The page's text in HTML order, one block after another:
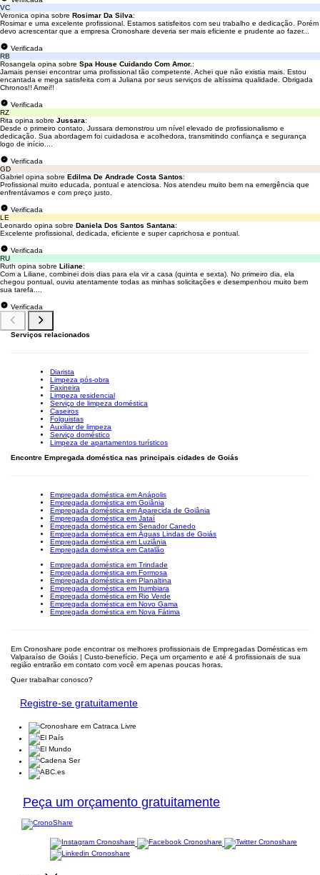
VC
Veronica opina sobre Rosimar Da Silva:
Rosimar e uma excelente profissional. Estamos satisfeitos com seu trabalho e dedicação. Porém
devo acrescentar que a empresa Cronoshare deveria ser mais eficiente e prudente ao fazer...
Verificada
RB
Rosangela opina sobre Spa House Cuidando Com Amor.:
Jamais pensei encontrar uma profissional tão competente. Achei que não existia mais. Estou
encantada e mega satisfeita com a Juliana por seus serviços de altíssima qualidade. Obrigada
Chronos!! Amei!!
Verificada
RZ
Rita opina sobre Jussara:
Desde o primeiro contato, Jussara demonstrou um nível elevado de profissionalismo e
dedicação. Sua abordagem foi cuidadosa e acolhedora, transmitindo confiança e segurança
logo de início....
Verificada
GD
Gabriel opina sobre Edilma De Andrade Costa Santos:
Profissional muito educada, pontual e atenciosa. Nos atendeu muito bem na emergência que
enfrentávamos e com preço justo.
Verificada
LE
Leonardo opina sobre Daniela Dos Santos Santana:
Excelente profissional, dedicada, eficiente e super caprichosa e pontual.
Verificada
RU
Ruth opina sobre Liliane:
Com a Liliane, combinei dois dias para ela vir a casa (quinta e sexta). No primeiro dia, ela
chegou pontual, ouviu atentamente todas as minhas solicitações e desempenhou muito bem
sua tarefa....
Verificada
Serviços relacionados
Diarista
Limpeza pós-obra
Faxineira
Limpeza residencial
Serviço de limpeza doméstica
Caseiros
Folguistas
Auxiliar de limpeza
Serviço doméstico
Limpeza de apartamentos turísticos
Encontre Empregada doméstica nas principais cidades de Goiás
Empregada doméstica em Anápolis
Empregada doméstica em Goiânia
Empregada doméstica em Aparecida de Goiânia
Empregada doméstica em Jataí
Empregada doméstica em Senador Canedo
Empregada doméstica em Águas Lindas de Goiás
Empregada doméstica em Luziânia
Empregada doméstica em Catalão
Empregada doméstica em Trindade
Empregada doméstica em Formosa
Empregada doméstica em Planaltina
Empregada doméstica em Itumbiara
Empregada doméstica em Rio Verde
Empregada doméstica em Novo Gama
Empregada doméstica em Nova Fátima
Em Cronoshare pode encontrar os melhores profissionais de Empregadas Domésticas em
Valparaíso de Goiás | Custo-benefício. Peça um orçamento e até 4 profissionais de sua
região entrarão em contato com você em apenas poucas horas.
Quer trabalhar conosco?
Registre-se gratuitamente
Peça um orçamento gratuitamente